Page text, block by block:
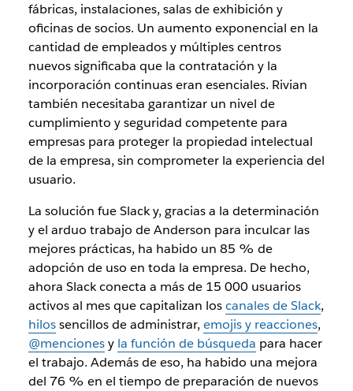
fábricas, instalaciones, salas de exhibición y
oficinas de socios. Un aumento exponencial en la
cantidad de empleados y múltiples centros
nuevos significaba que la contratación y la
incorporación continuas eran esenciales. Rivian
también necesitaba garantizar un nivel de
cumplimiento y seguridad competente para
empresas para proteger la propiedad intelectual
de la empresa, sin comprometer la experiencia del
usuario.
La solución fue Slack y, gracias a la determinación
y el arduo trabajo de Anderson para inculcar las
mejores prácticas, ha habido un 85 % de
adopción de uso en toda la empresa. De hecho,
ahora Slack conecta a más de 15 000 usuarios
activos al mes que capitalizan loscanales de Slack,
hilossencillos de administrar, emojis y reacciones,
@mencionesy la función de búsqueda para hacer
el trabajo. Además de eso, ha habido una mejora
del 76 % en el tiempo de preparación de nuevos